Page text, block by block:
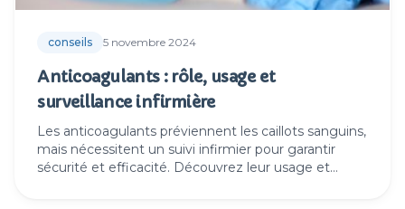
conseils 5 novembre 2024
Anticoagulants : rôle, usage et
surveillance infirmière
Les anticoagulants préviennent les caillots sanguins,
mais nécessitent un suivi infirmier pour garantir
sécurité et efficacité. Découvrez leur usage et